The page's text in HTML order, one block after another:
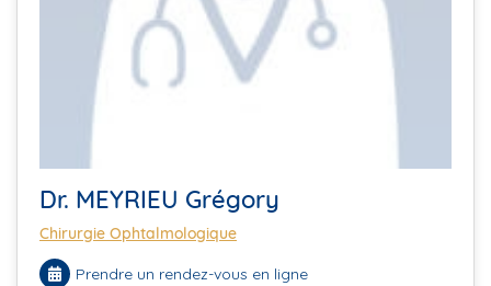
Dr. MEYRIEU Grégory
Chirurgie Ophtalmologique
Prendre un rendez-vous en ligne